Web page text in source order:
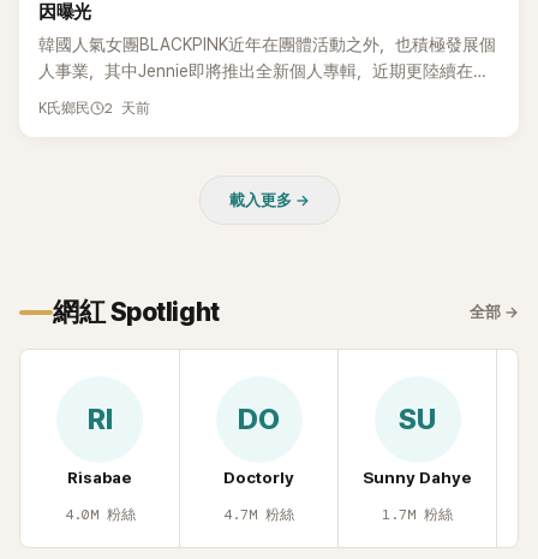
因曝光
韓國人氣女團BLACKPINK近年在團體活動之外，也積極發展個
人事業，其中Jennie即將推出全新個人專輯，近期更陸續在演
出中搶先公開新歌，引發粉絲高度期待。不過，她近日受訪時
K氏鄉民 2 天前
載入更多 →
網紅 Spotlight 全部 →
RI
Risabae
4.0M 粉絲
DO
Doctorly
4.7M 粉絲
SU
Sunny Dahye
1.7M 粉絲